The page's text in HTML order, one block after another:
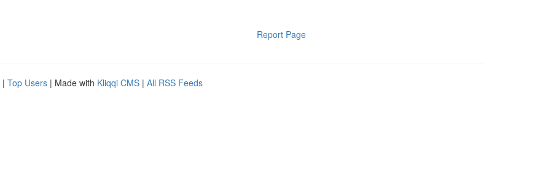
Report Page
| Top Users | Made with Kliqqi CMS | All RSS Feeds